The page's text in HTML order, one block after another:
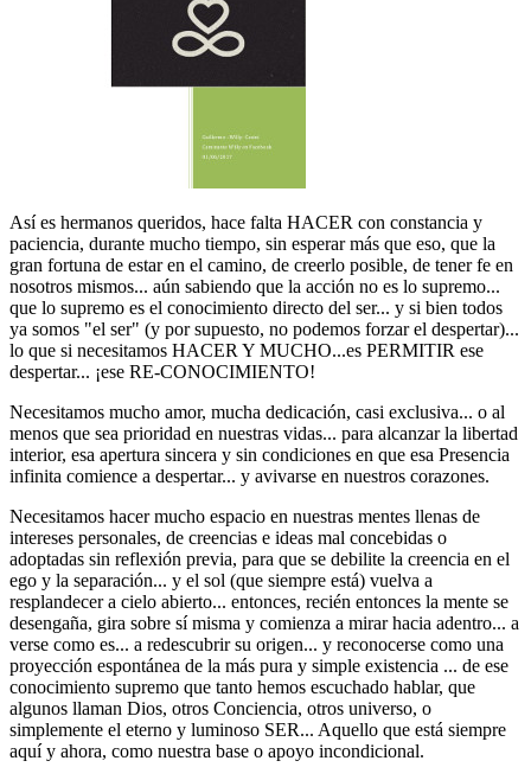
Así es hermanos queridos, hace falta HACER con constancia y
paciencia, durante mucho tiempo, sin esperar más que eso, que la
gran fortuna de estar en el camino, de creerlo posible, de tener fe en
nosotros mismos... aún sabiendo que la acción no es lo supremo...
que lo supremo es el conocimiento directo del ser... y si bien todos
ya somos "el ser" (y por supuesto, no podemos forzar el despertar)...
lo que si necesitamos HACER Y MUCHO...es PERMITIR ese
despertar... ¡ese RE-CONOCIMIENTO!
Necesitamos mucho amor, mucha dedicación, casi exclusiva... o al
menos que sea prioridad en nuestras vidas... para alcanzar la libertad
interior, esa apertura sincera y sin condiciones en que esa Presencia
infinita comience a despertar... y avivarse en nuestros corazones.
Necesitamos hacer mucho espacio en nuestras mentes llenas de
intereses personales, de creencias e ideas mal concebidas o
adoptadas sin reflexión previa, para que se debilite la creencia en el
ego y la separación... y el sol (que siempre está) vuelva a
resplandecer a cielo abierto... entonces, recién entonces la mente se
desengaña, gira sobre sí misma y comienza a mirar hacia adentro... a
verse como es... a redescubrir su origen... y reconocerse como una
proyección espontánea de la más pura y simple existencia ... de ese
conocimiento supremo que tanto hemos escuchado hablar, que
algunos llaman Dios, otros Conciencia, otros universo, o
simplemente el eterno y luminoso SER... Aquello que está siempre
aquí y ahora, como nuestra base o apoyo incondicional.